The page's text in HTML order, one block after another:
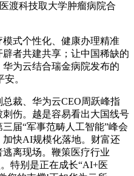
渡科技取大学肿瘤病院合
式个性化、健康办理精准
者共建共享；让中国稀缺的
为云结合瑞金病院发布的
。
裁、华为云CEO周跃峰指
伤。越是容易看出大国线号
届“军事范畴人工智能”峰会
加快AI规模化落地。财富还
离现场。鞭策医疗行业
特别是正在成长“AI+医